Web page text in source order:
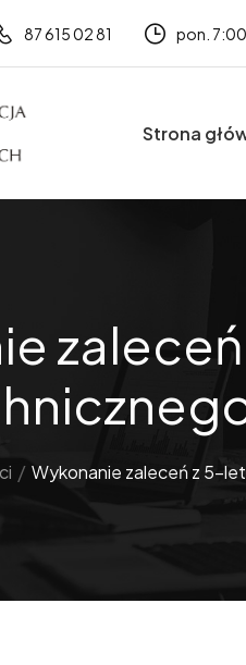
87 615 02 81 pon.
Strona
/ Wykonanie zaleceń z 5-